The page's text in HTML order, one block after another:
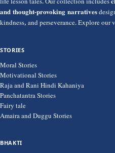
life lesson tales. Our collection includes
and thought-provoking narratives
kindness, and perseverance. Explore
STORIES
Moral Stories
Motivational Stories
Raja and Rani Hindi Kahaniya
Panchatantra Stories
Fairy tale
Amaira and Duggu Stories
BHAKTI